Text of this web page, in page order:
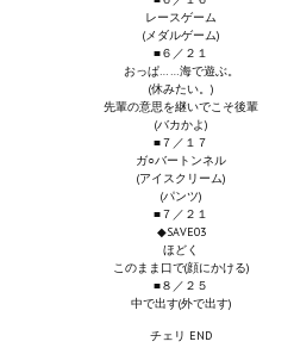
レースゲーム
(メダルゲーム)
■６／２１
おっぱ……海で遊ぶ。
(休みたい。)
先輩の意思を継いでこそ後輩
(バカかよ)
■７／１７
ガ○バートンネル
(アイスクリーム)
(パンツ)
■７／２１
◆SAVE03
ほどく
このまま口で(顔にかける)
■８／２５
中で出す(外で出す)
チェリ END